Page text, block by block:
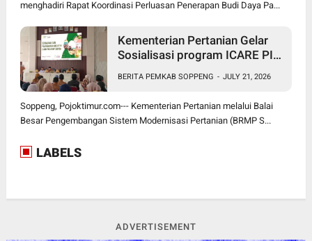
menghadiri Rapat Koordinasi Perluasan Penerapan Budi Daya Pa...
Kementerian Pertanian Gelar
Sosialisasi program ICARE PIU
BERITA PEMKAB SOPPENG - JULY 21, 2026
Soppeng, Pojoktimur.com--- Kementerian Pertanian melalui Balai
Besar Pengembangan Sistem Modernisasi Pertanian (BRMP S...
LABELS
ADVERTISEMENT